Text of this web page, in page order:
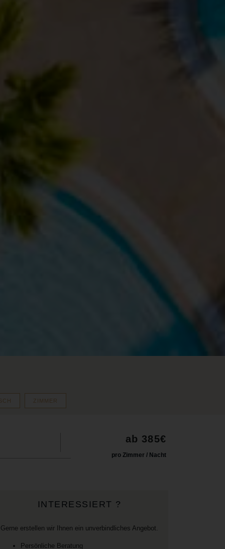
ZIMMER
ab 385€
pro Zimmer / Nacht
INTERESSIERT ?
Gerne erstellen wir Ihnen ein unverbindliches Angebot.
Persönliche Beratung